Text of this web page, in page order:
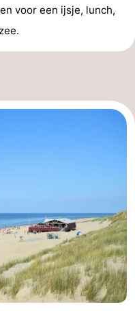
voor een ijsje, lunch,